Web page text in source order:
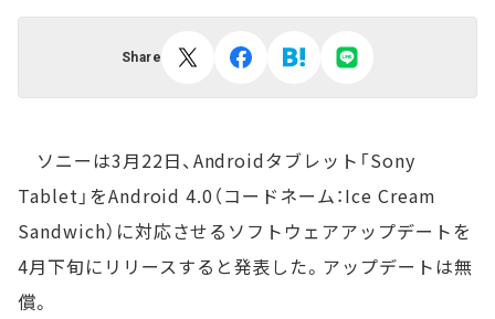
Share
ソニーは3月22日、Androidタブレット「Sony
Tablet」をAndroid 4.0（コードネーム：Ice Cream
Sandwich）に対応させるソフトウェアアップデートを
4月下旬にリリースすると発表した。アップデートは無
償。